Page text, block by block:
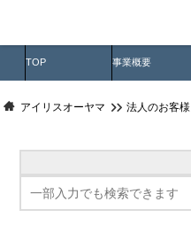
TOP 事業概要
アイリスオーヤマ 法人のお客様